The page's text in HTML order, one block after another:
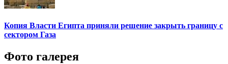
Копия Власти Египта приняли решение закрыть границу с
сектором Газа
Фото галерея